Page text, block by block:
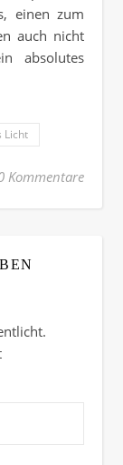
einen zum
auch nicht
absolutes
Licht
Kommentare